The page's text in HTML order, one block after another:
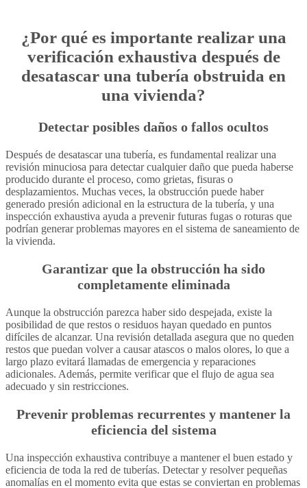
¿Por qué es importante realizar una
verificación exhaustiva después de
desatascar una tubería obstruida en
una vivienda?
Detectar posibles daños o fallos ocultos
Después de desatascar una tubería, es fundamental realizar una
revisión minuciosa para detectar cualquier daño que pueda haberse
producido durante el proceso, como grietas, fisuras o
desplazamientos. Muchas veces, la obstrucción puede haber
generado presión adicional en la estructura de la tubería, y una
inspección exhaustiva ayuda a prevenir futuras fugas o roturas que
podrían generar problemas mayores en el sistema de saneamiento de
la vivienda.
Garantizar que la obstrucción ha sido
completamente eliminada
Aunque la obstrucción parezca haber sido despejada, existe la
posibilidad de que restos o residuos hayan quedado en puntos
difíciles de alcanzar. Una revisión detallada asegura que no queden
restos que puedan volver a causar atascos o malos olores, lo que a
largo plazo evitará llamadas de emergencia y reparaciones
adicionales. Además, permite verificar que el flujo de agua sea
adecuado y sin restricciones.
Prevenir problemas recurrentes y mantener la
eficiencia del sistema
Una inspección exhaustiva contribuye a mantener el buen estado y
eficiencia de toda la red de tuberías. Detectar y resolver pequeñas
anomalías en el momento evita que estas se conviertan en problemas